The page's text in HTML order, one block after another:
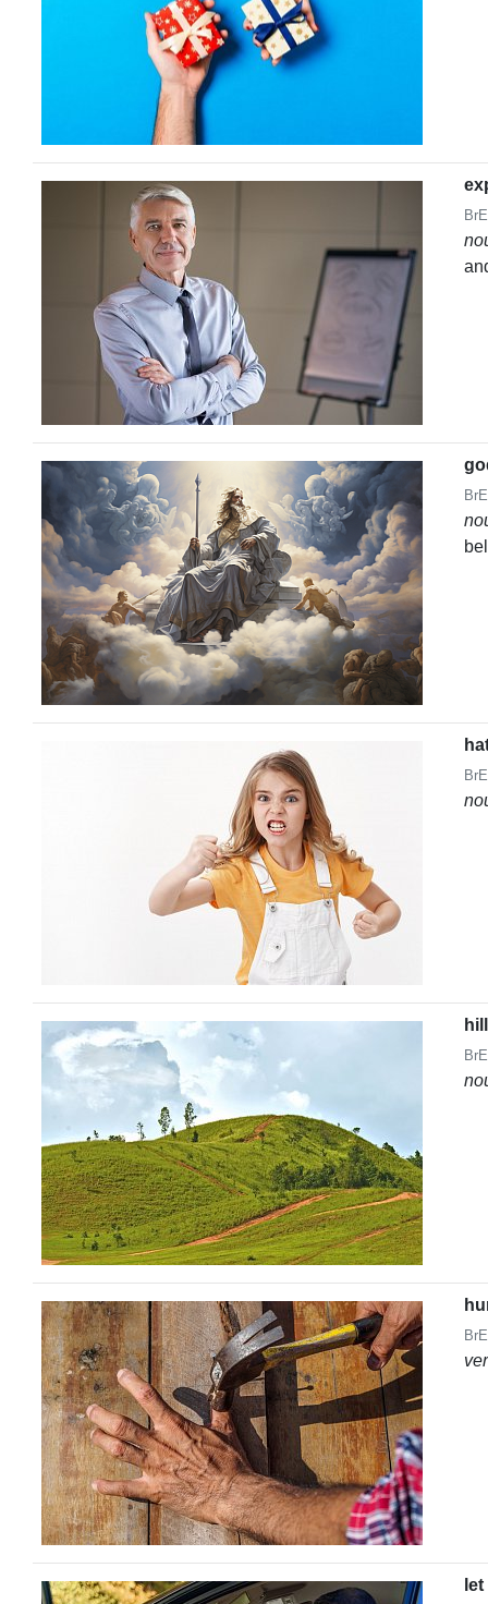
BrE
BrE
BrE
hill
BrE
BrE
let